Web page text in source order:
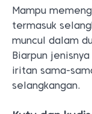
Mampu
termasuk
muncul dalam
Biarpun
iritan sama-
selangkangan.